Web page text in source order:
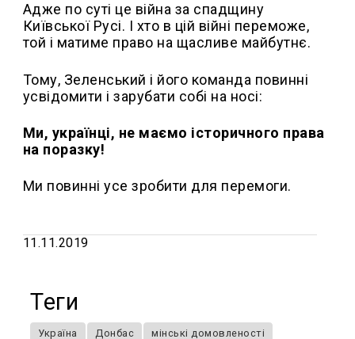
Адже по суті це війна за спадщину
Київської Русі. І хто в цій війні переможе,
той і матиме право на щасливе майбутнє.
Тому, Зеленський і його команда повинні
усвідомити і зарубати собі на носі:
Ми, українці, не маємо історичного права
на поразку!
Ми повинні усе зробити для перемоги.
11.11.2019
Теги
Україна Донбас
мінські домовленості